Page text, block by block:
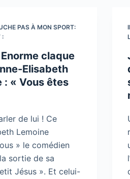
PAS À MON SPORT:
:
claque
Elisabeth
: « Vous êtes
de lui ! Ce
Lemoine
» le comédien
sortie de sa
Jésus ». Et celui-